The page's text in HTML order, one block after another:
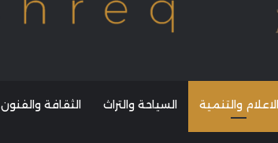
الاعلام والتنمية السياحة والتراث الثقافة والفنون